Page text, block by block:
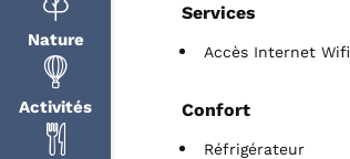
Nature
Activités
Services
Accès Internet Wifi
Confort
Réfrigérateur